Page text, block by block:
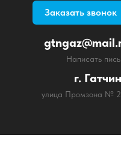
Заказать звонок
улица Промзона №
г.
Написать